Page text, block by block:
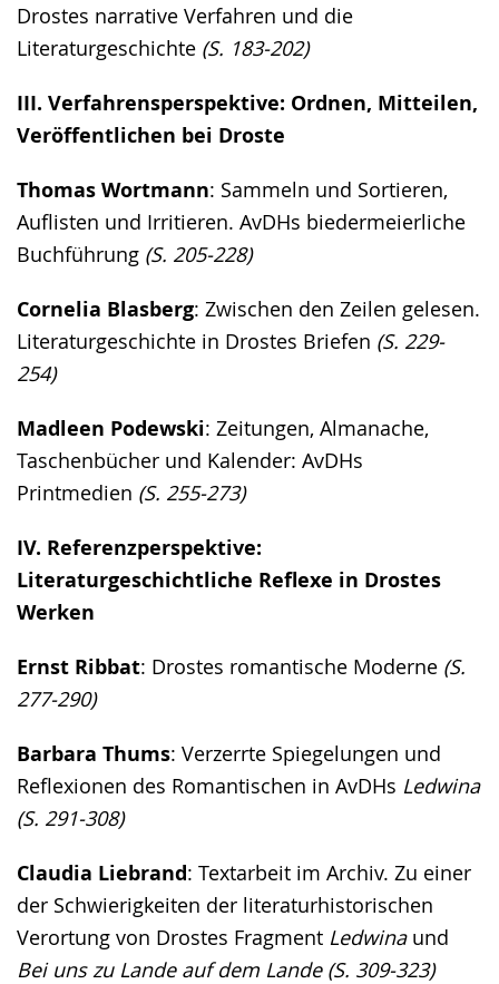
Drostes narrative Verfahren und die
Literaturgeschichte (S. 183-202)
III. Verfahrensperspektive: Ordnen, Mitteilen,
Veröffentlichen bei Droste
Thomas Wortmann: Sammeln und Sortieren,
Auflisten und Irritieren. AvDHs biedermeierliche
Buchführung (S. 205-228)
Cornelia Blasberg: Zwischen den Zeilen gelesen.
Literaturgeschichte in Drostes Briefen (S. 229-
254)
Madleen Podewski: Zeitungen, Almanache,
Taschenbücher und Kalender: AvDHs
Printmedien (S. 255-273)
IV. Referenzperspektive:
Literaturgeschichtliche Reflexe in Drostes
Werken
Ernst Ribbat: Drostes romantische Moderne (S.
277-290)
Barbara Thums: Verzerrte Spiegelungen und
Reflexionen des Romantischen in AvDHs Ledwina
(S. 291-308)
Claudia Liebrand: Textarbeit im Archiv. Zu einer
der Schwierigkeiten der literaturhistorischen
Verortung von Drostes Fragment Ledwina und
Bei uns zu Lande auf dem Lande (S. 309-323)